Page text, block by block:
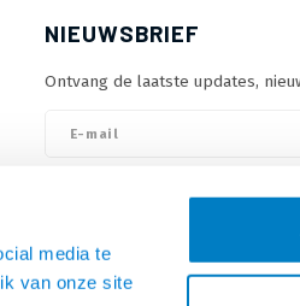
media te
van onze site
NIEUWSBRIEF
Ontvang de laatste updates,